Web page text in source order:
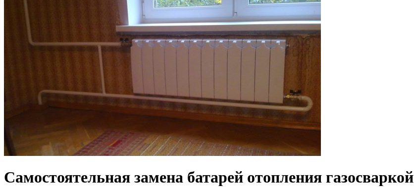
Самостоятельная замена батарей отопления газосваркой